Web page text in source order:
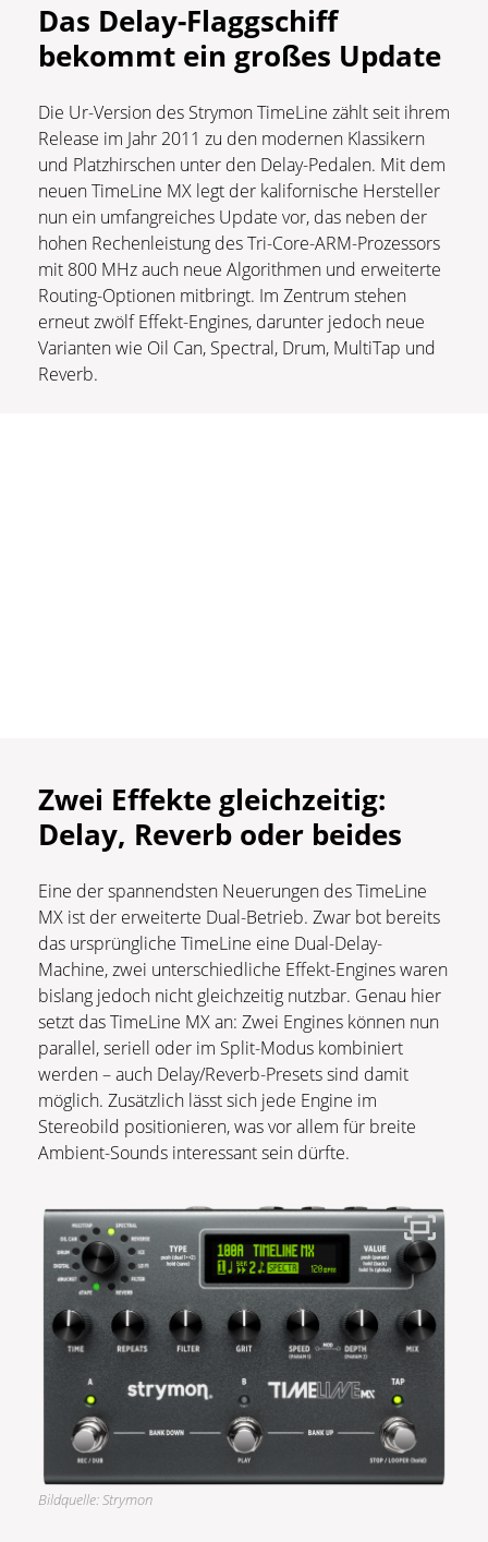
Das Delay-Flaggschiff
bekommt ein großes Update
Die Ur-Version des Strymon TimeLine zählt seit ihrem
Release im Jahr 2011 zu den modernen Klassikern
und Platzhirschen unter den Delay-Pedalen. Mit dem
neuen TimeLine MX legt der kalifornische Hersteller
nun ein umfangreiches Update vor, das neben der
hohen Rechenleistung des Tri-Core-ARM-Prozessors
mit 800 MHz auch neue Algorithmen und erweiterte
Routing-Optionen mitbringt. Im Zentrum stehen
erneut zwölf Effekt-Engines, darunter jedoch neue
Varianten wie Oil Can, Spectral, Drum, MultiTap und
Reverb.
Zwei Effekte gleichzeitig:
Delay, Reverb oder beides
Eine der spannendsten Neuerungen des TimeLine
MX ist der erweiterte Dual-Betrieb. Zwar bot bereits
das ursprüngliche TimeLine eine Dual-Delay-
Machine, zwei unterschiedliche Effekt-Engines waren
bislang jedoch nicht gleichzeitig nutzbar. Genau hier
setzt das TimeLine MX an: Zwei Engines können nun
parallel, seriell oder im Split-Modus kombiniert
werden – auch Delay/Reverb-Presets sind damit
möglich. Zusätzlich lässt sich jede Engine im
Stereobild positionieren, was vor allem für breite
Ambient-Sounds interessant sein dürfte.
Bildquelle: Strymon